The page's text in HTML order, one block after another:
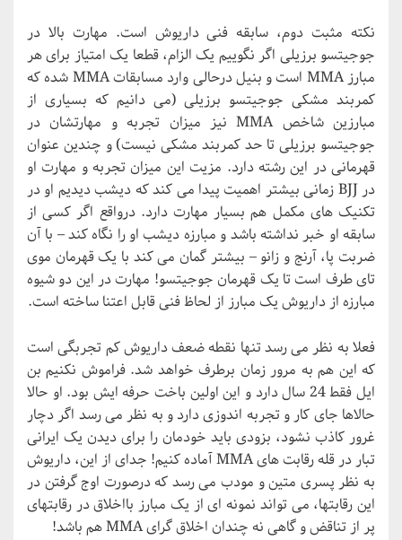
نکته مثبت دوم، سابقه فنی داریوش است. مهارت بالا در
جوجیتسو برزیلی اگر نگوییم یک الزام، قطعا یک امتیاز برای هر
مبارز MMA است و بنیل درحالی وارد مسابقات MMA شده که
کمربند مشکی جوجیتسو برزیلی (می دانیم که بسیاری از
مبارزین شاخص MMA نیز میزان تجربه و مهارتشان در
جوجیتسو برزیلی تا حد کمربند مشکی نیست) و چندین عنوان
قهرمانی در این رشته دارد. مزیت این میزان تجربه و مهارت او
در BJJ زمانی بیشتر اهمیت پیدا می کند که دیشب دیدیم او در
تکنیک های مکمل هم بسیار مهارت دارد. درواقع اگر کسی از
سابقه او خبر نداشته باشد و مبارزه دیشب او را نگاه کند – با آن
ضربت پا، آرنج و زانو – بیشتر گمان می کند با یک قهرمان موی
تای طرف است تا یک قهرمان جوجیتسو! مهارت در این دو شیوه
مبارزه از داریوش یک مبارز از لحاظ فنی قابل اعتنا ساخته است.
فعلا به نظر می رسد تنها نقطه ضعف داریوش کم تجربگی است
که این هم به مرور زمان برطرف خواهد شد. فراموش نکنیم بن
ایل فقط 24 سال دارد و این اولین باخت حرفه ایش بود. او حالا
حالاها جای کار و تجربه اندوزی دارد و به نظر می رسد اگر دچار
غرور کاذب نشود، بزودی باید خودمان را برای دیدن یک ایرانی
تبار در قله رقابت های MMA آماده کنیم! جدای از این، داریوش
به نظر پسری متین و مودب می رسد که درصورت اوج گرفتن در
این رقابتها، می تواند نمونه ای از یک مبارز بااخلاق در رقابتهای
پر از تناقض و گاهی نه چندان اخلاق گرای MMA هم باشد!